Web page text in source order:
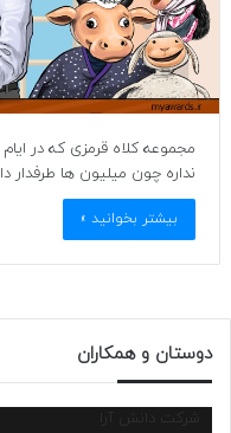
مجموعه کلاه قرمزی که در
نداره چون میلیون ها طرفدار
بیشتر بخوانید »
دوستان و همکاران
شرکت دانش آرا